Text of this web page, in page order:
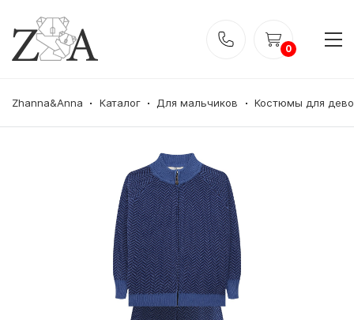
0
Zhanna&Anna Каталог Для мальчиков Костюмы для